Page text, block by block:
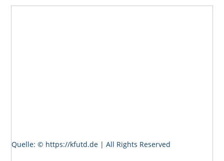
Quelle: © https://kfutd.de | All Rights Reserved